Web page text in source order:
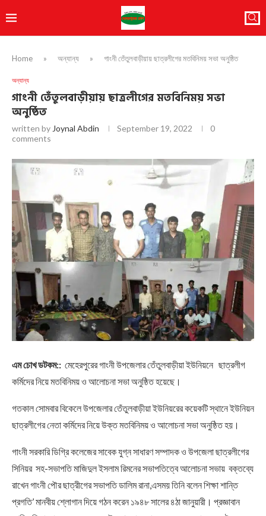
Home » অন্যান্য » গাংনী তেঁতুলবাড়ীয়ায় ছাত্রলীগের মতবিনিময় সভা অনুষ্ঠিত
অন্যান্য
গাংনী তেঁতুলবাড়ীয়ায় ছাত্রলীগের মতবিনিময় সভা
অনুষ্ঠিত
written by Joynal Abdin September 19, 2022
0
comments
এম চোখ ডটকম:: মেহেরপুরের গাংনী উপজেলার তেঁতুলবাড়ীয়া ইউনিয়নে ছাত্রলীগ
কর্মিদের নিয়ে মতবিনিময় ও আলোচনা সভা অনুষ্ঠিত হয়েছে।
গতকাল সোমবার বিকেলে উপজেলার তেঁতুলবাড়ীয়া ইউনিয়রের কয়েকটি স্থানে ইউনিয়ন
ছাত্রলীগের নেতা কর্মিদের নিয়ে উক্ত মতবিনিময় ও আলোচনা সভা অনুষ্ঠিত হয়।
গাংনী সরকারি ডিগ্রি কলেজের সাবেক যুগ্ন সাধারণ সম্পাদক ও উপজেলা ছাত্রলীগের
সিনিয়র সহ-সভাপতি মাজিদুল ইসলাম রিমনের সভাপতিত্বে আলোচনা সভায় বক্তব্যে
রাখেন গাংনী পৌর ছাত্রীগের সভাপতি ডালিম রানা,এসময় তিনি বলেন শিক্ষা শান্তি
প্রগতি’ মানবীয় শ্লোগান দিয়ে গঠন করেন ১৯৪৮ সালের ৪ঠা জানুয়ারী। প্রজ্ঞাবান